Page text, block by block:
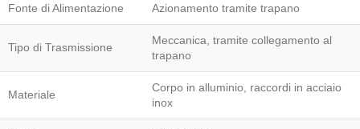
Fonte di Alimentazione Azionamento tramite trapano
Tipo di Trasmissione
Meccanica, tramite collegamento al
trapano
Materiale
Corpo in alluminio, raccordi in acciaio
inox